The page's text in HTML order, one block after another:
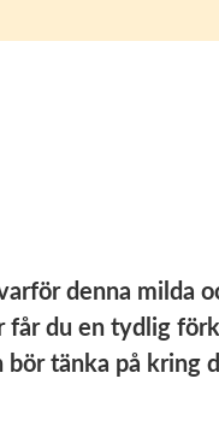
denna milda
du en tydlig
tänka på kring